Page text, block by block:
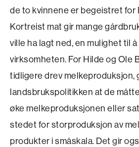
de to kvinnene er begeistret for
Kortreist mat gir mange
ville ha lagt ned, en mulighet til
virksomheten. For Hilde og Ole
tidligere drev melkeproduksjon,
landsbrukspolitikken at de
øke melkeproduksjonen eller
stedet for storproduksjon av
produkter i småskala. Det gir